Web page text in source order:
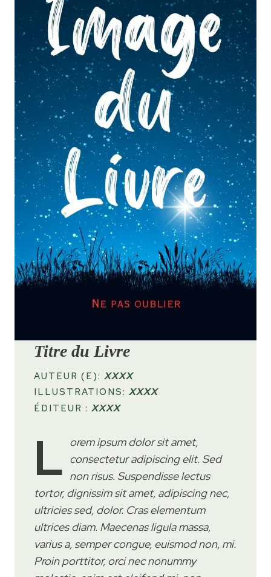
Titre du Livre
AUTEUR (E): XXXX
ILLUSTRATIONS: XXXX
ÉDITEUR : XXXX
L orem ipsum dolor sit amet,
consectetur adipiscing elit. Sed
non risus. Suspendisse lectus
tortor, dignissim sit amet, adipiscing nec,
ultricies sed, dolor. Cras elementum
ultrices diam. Maecenas ligula massa,
varius a, semper congue, euismod non, mi.
Proin porttitor, orci nec nonummy